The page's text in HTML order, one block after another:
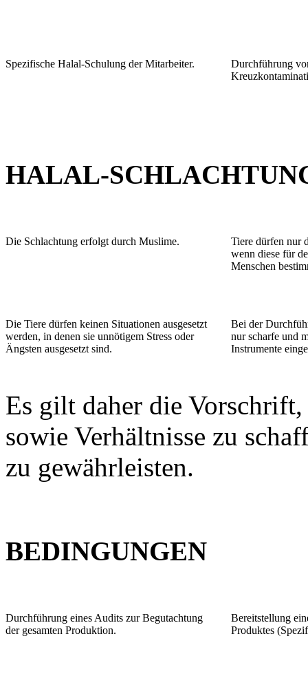
Spezifische Halal-Schulung der Mitarbeiter.
Durchführung
HALAL-
Die Schlachtung erfolgt durch Muslime.
Tiere dürfen nur
wenn diese für
Menschen
Die Tiere dürfen keinen Situationen ausgesetzt
werden, in denen sie unnötigem Stress oder
Ängsten ausgesetzt sind.
Bei der
nur scharfe und
Instrumente
Es gilt daher die Vorschrift,
sowie Verhältnisse zu
zu gewährleisten.
BEDINGUNGEN
Durchführung eines Audits zur Begutachtung
der gesamten Produktion.
Bereitstellung
Produktes